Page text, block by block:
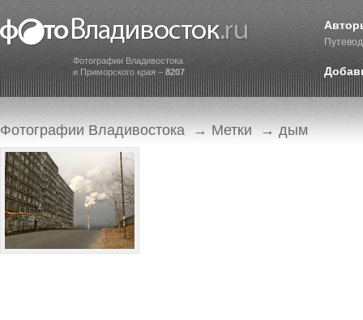
Фотографии Владивостока
и Приморского края – 8207
Фотографии Владивостока → Метки → дым